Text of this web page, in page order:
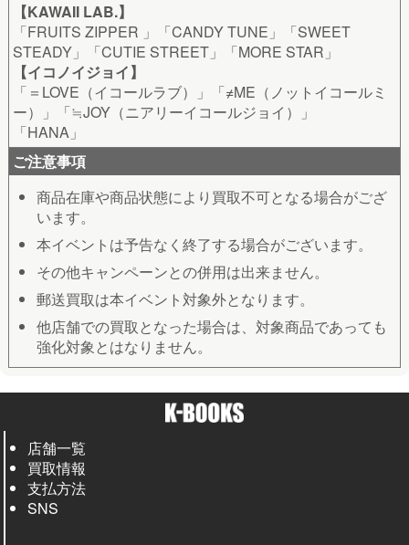
【KAWAII LAB.】
「FRUITS ZIPPER 」「CANDY TUNE」「SWEET
STEADY」「CUTIE STREET」「MORE STAR」
【イコノイジョイ】
「＝LOVE（イコールラブ）」「≠ME（ノットイコールミ
ー）」「≒JOY（ニアリーイコールジョイ）」
「HANA」
ご注意事項
商品在庫や商品状態により買取不可となる場合がござ
います。
本イベントは予告なく終了する場合がございます。
その他キャンペーンとの併用は出来ません。
郵送買取は本イベント対象外となります。
他店舗での買取となった場合は、対象商品であっても
強化対象とはなりません。
店舗一覧
買取情報
支払方法
SNS